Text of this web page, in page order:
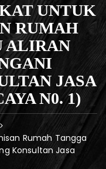
UNTUK
RUMAH
ALIRAN
JASA
N0. 1)
Rumah Tangga
Konsultan Jasa